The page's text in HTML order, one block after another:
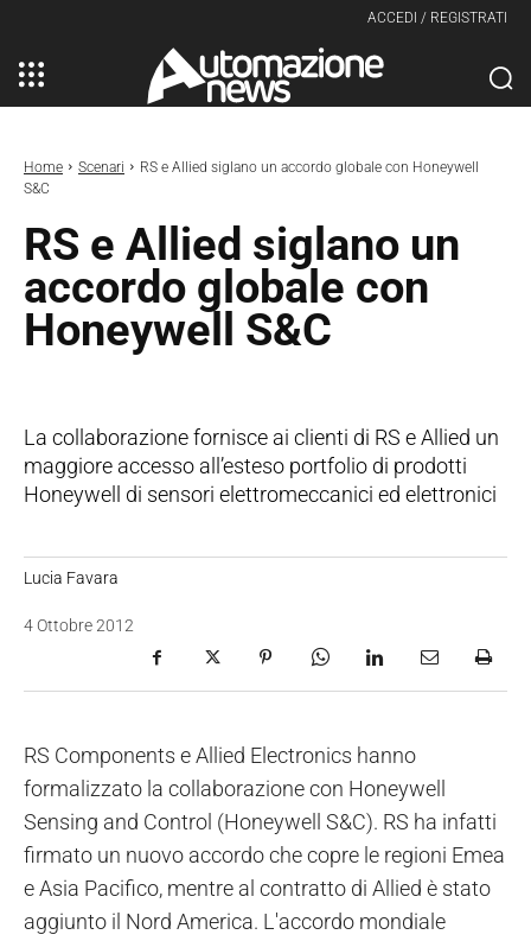
ACCEDI / REGISTRATI
Home Scenari
RS e Allied siglano un accordo globale con Honeywell
S&C
RS e Allied siglano un
accordo globale con
Honeywell S&C
La collaborazione fornisce ai clienti di RS e Allied un
maggiore accesso all’esteso portfolio di prodotti
Honeywell di sensori elettromeccanici ed elettronici
Lucia Favara
4 Ottobre 2012
RS Components e Allied Electronics hanno
formalizzato la collaborazione con Honeywell
Sensing and Control (Honeywell S&C). RS ha infatti
firmato un nuovo accordo che copre le regioni Emea
e Asia Pacifico, mentre al contratto di Allied è stato
aggiunto il Nord America. L'accordo mondiale